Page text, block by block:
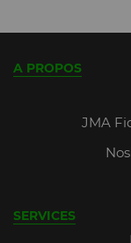
A PROPOS
JMA
SERVICES